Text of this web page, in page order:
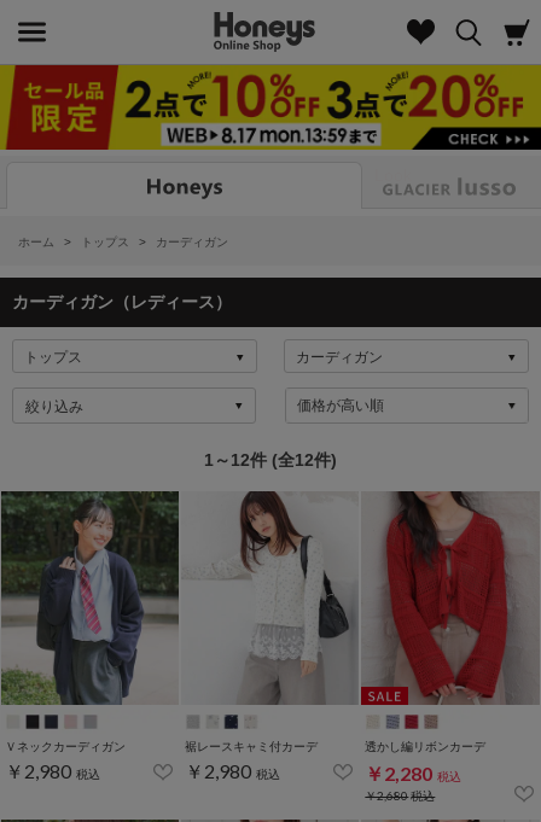
ホーム > トップス > カーディガン
カーディガン（レディース）
絞り込み
1～12件 (全12件)
Ｖネックカーディガン
￥2,980 税込
裾レースキャミ付カーデ
￥2,980 税込
透かし編リボンカーデ
￥2,280 税込
￥2,680税込